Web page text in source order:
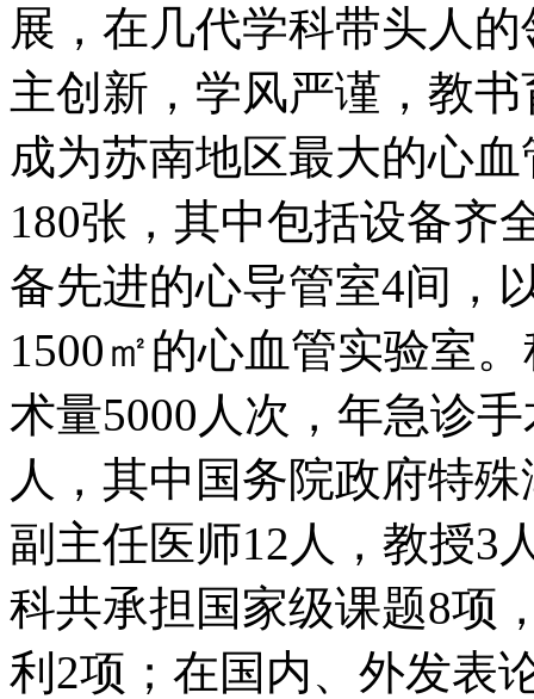
展，在几代学科带头人
主创新，学风严谨，教
成为苏南地区最大的心
180张，其中包括设备齐
备先进的心导管室4间，
1500㎡的心血管实验室
术量5000人次，年急诊
人，其中国务院政府特
副主任医师12人，教授3
科共承担国家级课题8项
利2项；在国内、外发表